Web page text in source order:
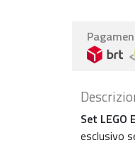
Set
esclusivo